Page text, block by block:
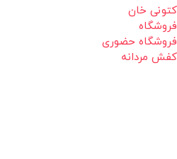
کتونی خان
فروشگاه
فروشگاه حضوری
کفش مردانه